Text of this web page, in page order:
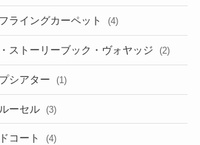
ライングカーペット (4)
ストーリーブック・ヴォヤッジ (2)
シアター (1)
ーセル (3)
コート (4)